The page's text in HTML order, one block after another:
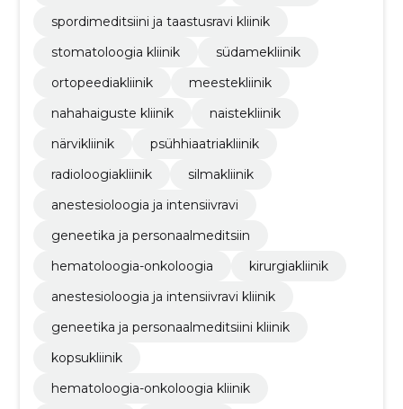
spordimeditsiini ja taastusravi kliinik
stomatoloogia kliinik
südamekliinik
ortopeediakliinik
meestekliinik
nahahaiguste kliinik
naistekliinik
närvikliinik
psühhiaatriakliinik
radioloogiakliinik
silmakliinik
anestesioloogia ja intensiivravi
geneetika ja personaalmeditsiin
hematoloogia-onkoloogia
kirurgiakliinik
anestesioloogia ja intensiivravi kliinik
geneetika ja personaalmeditsiini kliinik
kopsukliinik
hematoloogia-onkoloogia kliinik